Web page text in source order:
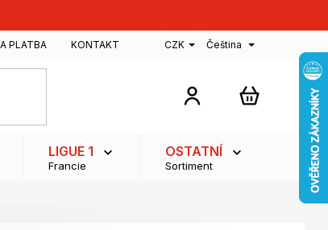
PLATBA KONTAKT CZK Čeština
NÁKUPNÍ
LIGUE 1
Francie
OSTATNÍ
Sortiment